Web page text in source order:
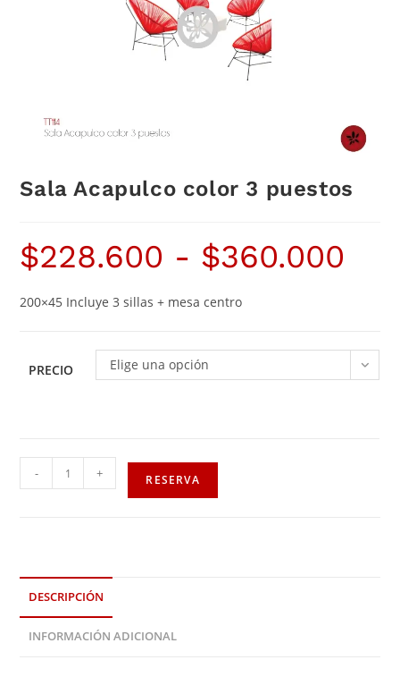
Sala Acapulco color 3 puestos
$228.600 - $360.000
200×45 Incluye 3 sillas + mesa centro
PRECIO Elige una opción
- + RESERVA
DESCRIPCIÓN
INFORMACIÓN ADICIONAL